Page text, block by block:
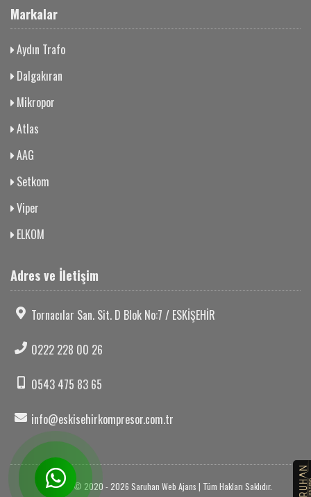
Markalar
Aydın Trafo
Dalgakıran
Mikropor
Atlas
AAG
Setkom
Viper
ELKOM
Adres ve İletişim
Tornacılar San. Sit. D Blok No:7 / ESKİŞEHİR
0222 228 00 26
0543 475 83 65
info@eskisehirkompresor.com.tr
Copyright © 2020 - 2026 Saruhan Web Ajans | Tüm Hakları Saklıdır.